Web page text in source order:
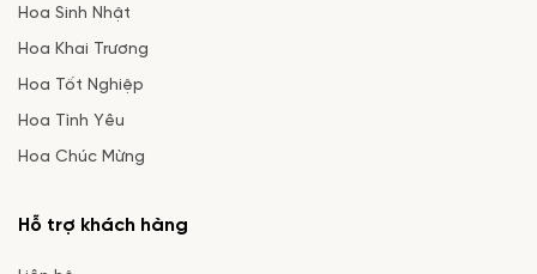
Hoa Sinh Nhật
Hoa Khai Trương
Hoa Tốt Nghiệp
Hoa Tình Yêu
Hoa Chúc Mừng
Hỗ trợ khách hàng